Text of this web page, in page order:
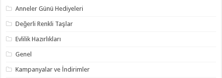
Anneler Günü Hediyeleri
Değerli Renkli Taşlar
Evlilik Hazırlıkları
Genel
Kampanyalar ve İndirimler